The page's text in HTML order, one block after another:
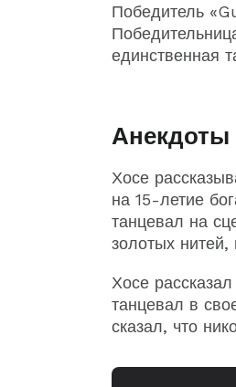
Победитель
единственная
Анекдоты
Хосе
на 15-летие
танцевал на
золотых
Хосе
танцевал в
сказал, что